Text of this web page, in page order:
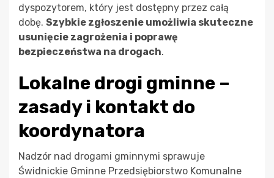
dyspozytorem, który jest dostępny przez całą
dobę. Szybkie zgłoszenie umożliwia skuteczne
usunięcie zagrożenia i poprawę
bezpieczeństwa na drogach.
Lokalne drogi gminne –
zasady i kontakt do
koordynatora
Nadzór nad drogami gminnymi sprawuje
Świdnickie Gminne Przedsiębiorstwo Komunalne